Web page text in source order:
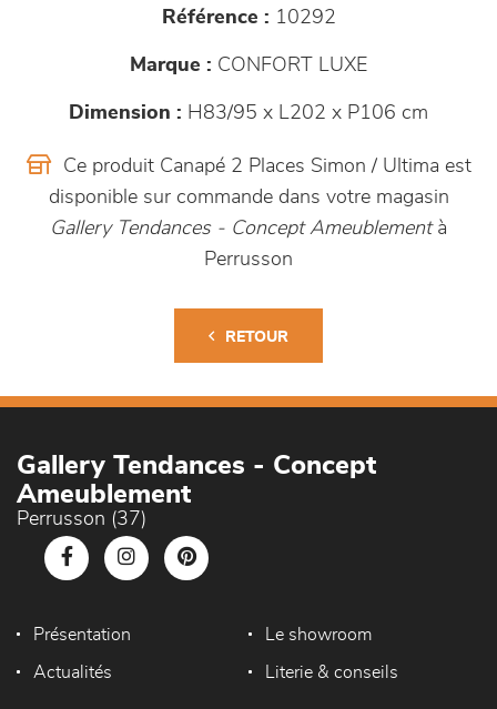
Référence : 10292
Marque : CONFORT LUXE
Dimension : H83/95 x L202 x P106 cm
Ce produit Canapé 2 Places Simon / Ultima est
disponible sur commande dans votre magasin
Gallery Tendances - Concept Ameublement à
Perrusson
RETOUR
Gallery Tendances - Concept
Ameublement
Perrusson (37)
Présentation Le showroom
Actualités Literie & conseils